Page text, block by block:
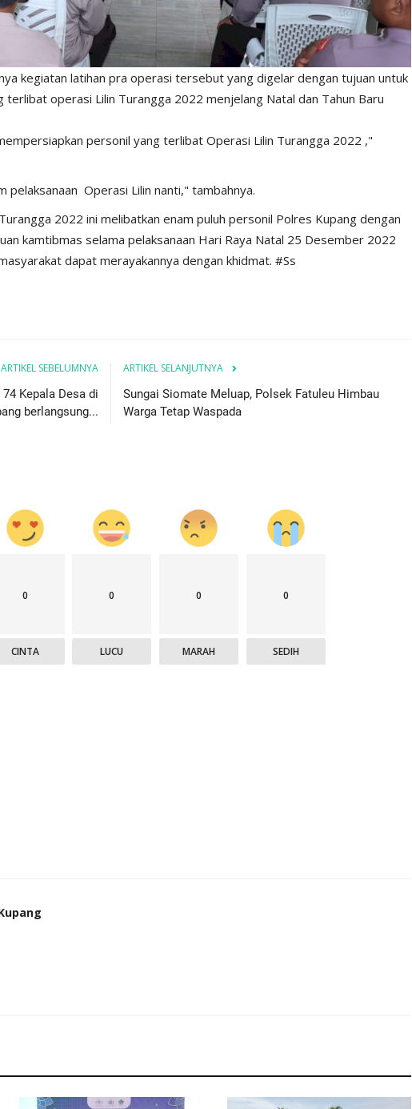
kegiatan latihan pra operasi tersebut yang digelar dengan tujuan untuk
operasi Lilin Turangga 2022 menjelang Natal dan Tahun Baru
personil yang terlibat Operasi Lilin Turangga 2022 ,"
pelaksanaan Operasi Lilin nanti," tambahnya.
2022 ini melibatkan enam puluh personil Polres Kupang dengan
kamtibmas selama pelaksanaan Hari Raya Natal 25 Desember 2022
dapat merayakannya dengan khidmat. #Ss
ARTIKEL SEBELUMNYA
Kepala Desa di
berlangsung...
ARTIKEL SELANJUTNYA
Sungai Siomate Meluap, Polsek Fatuleu Himbau
Warga Tetap Waspada
0
CINTA
0
LUCU
0
MARAH
0
SEDIH